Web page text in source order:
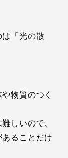
「光の散
物質のつく
しいので、
ることだけ